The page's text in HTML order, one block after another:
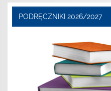
PODRĘCZNIKI 2026/2027